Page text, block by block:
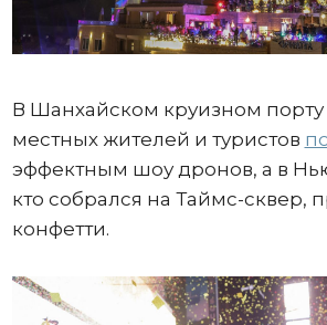
В Шанхайском круизном
местных жителей и туристов
эффектным шоу дронов, а в
кто собрался на Таймс-сквер,
конфетти.